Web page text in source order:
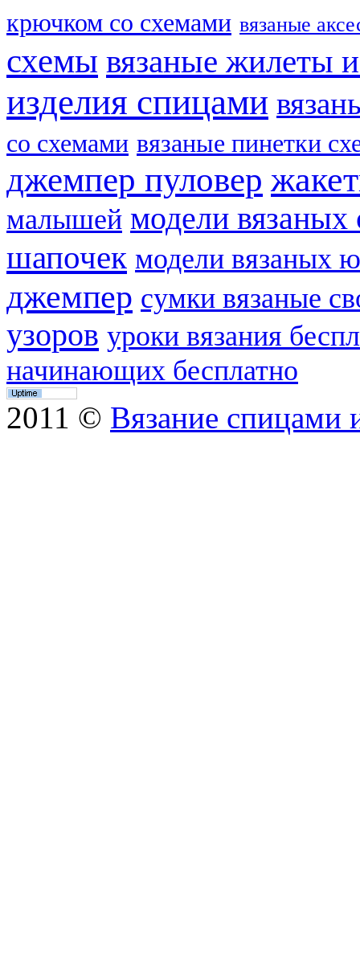
крючком со схемами вязаные
схемы вязаные жилеты
изделия спицами
со схемами вязаные пинетки
джемпер пуловер
малышей модели вязаных
шапочек модели вязаных
джемпер сумки вязаные
узоров уроки вязания
начинающих бесплатно
2011 © Вязание спицами